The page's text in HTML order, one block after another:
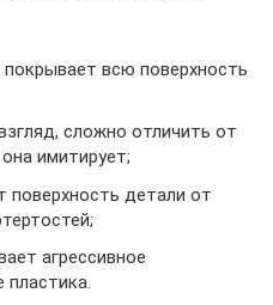
всю поверхность
сложно отличить от
имитирует;
детали от
агрессивное
пластика.